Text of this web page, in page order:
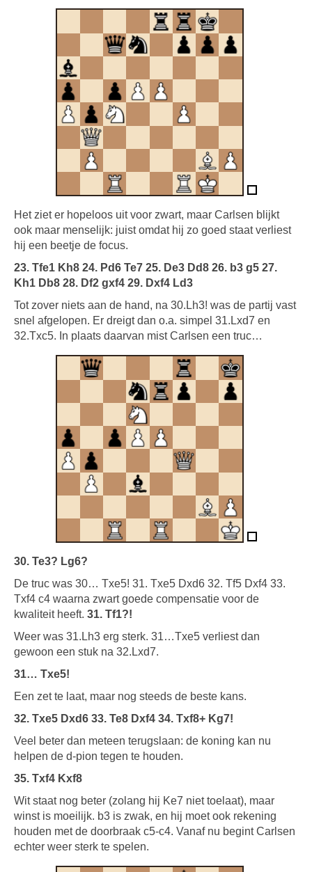
Het ziet er hopeloos uit voor zwart, maar Carlsen blijkt
ook maar menselijk: juist omdat hij zo goed staat verliest
hij een beetje de focus.
23. Tfe1 Kh8 24. Pd6 Te7 25. De3 Dd8 26. b3 g5 27.
Kh1 Db8 28. Df2 gxf4 29. Dxf4 Ld3
Tot zover niets aan de hand, na 30.Lh3! was de partij vast
snel afgelopen. Er dreigt dan o.a. simpel 31.Lxd7 en
32.Txc5. In plaats daarvan mist Carlsen een truc…
30. Te3? Lg6?
De truc was 30… Txe5! 31. Txe5 Dxd6 32. Tf5 Dxf4 33.
Txf4 c4 waarna zwart goede compensatie voor de
kwaliteit heeft. 31. Tf1?!
Weer was 31.Lh3 erg sterk. 31…Txe5 verliest dan
gewoon een stuk na 32.Lxd7.
31… Txe5!
Een zet te laat, maar nog steeds de beste kans.
32. Txe5 Dxd6 33. Te8 Dxf4 34. Txf8+ Kg7!
Veel beter dan meteen terugslaan: de koning kan nu
helpen de d-pion tegen te houden.
35. Txf4 Kxf8
Wit staat nog beter (zolang hij Ke7 niet toelaat), maar
winst is moeilijk. b3 is zwak, en hij moet ook rekening
houden met de doorbraak c5-c4. Vanaf nu begint Carlsen
echter weer sterk te spelen.